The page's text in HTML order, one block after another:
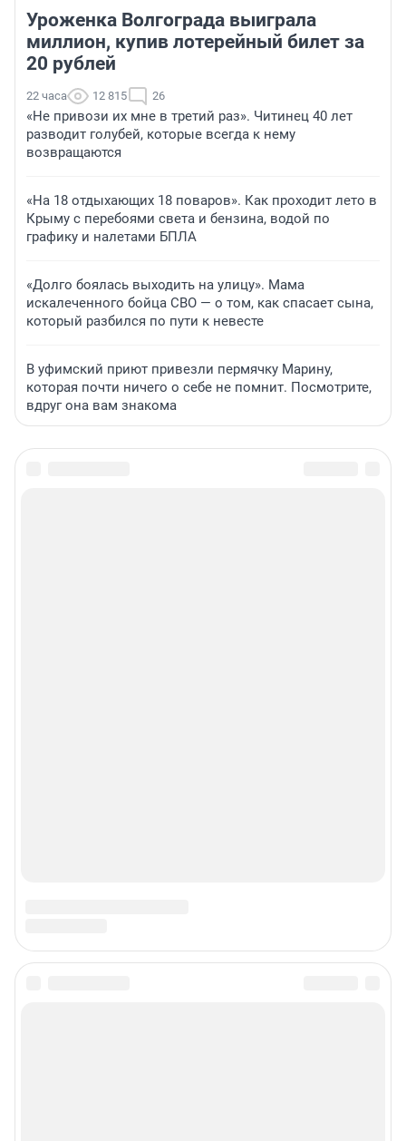
Уроженка Волгограда выиграла
миллион, купив лотерейный билет за
20 рублей
22 часа 12 815 26
«Не привози их мне в третий раз». Читинец 40 лет
разводит голубей, которые всегда к нему
возвращаются
«На 18 отдыхающих 18 поваров». Как проходит лето в
Крыму с перебоями света и бензина, водой по
графику и налетами БПЛА
«Долго боялась выходить на улицу». Мама
искалеченного бойца СВО — о том, как спасает сына,
который разбился по пути к невесте
В уфимский приют привезли пермячку Марину,
которая почти ничего о себе не помнит. Посмотрите,
вдруг она вам знакома